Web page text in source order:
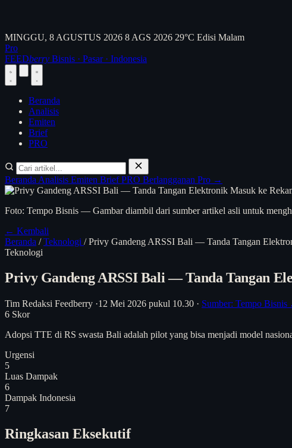
MINGGU, 8 AGUSTUS 2026 8 AGS 2026 29°C Edisi Malam
Pro
FEEDberry Bisnis · Pasar · Indonesia
Beranda
Analisis
Emiten
Brief
PRO
Beranda Analisis Emiten BriefPRO Berlangganan Pro →
Foto: Tempo Bisnis — Gambar diambil dari sumber artikel asli untuk
← Kembali
Beranda / Teknologi / Privy Gandeng ARSSI Bali — Tanda Tangan
Teknologi
Privy Gandeng ARSSI Bali — Tanda Tangan
Tim Redaksi Feedberry ·12 Mei 2026 pukul 10.30 · Sumber: Tempo Bisnis
6 Skor
Adopsi TTE di RS swasta Bali adalah pilot yang bisa menjadi model
Urgensi
5
Luas Dampak
6
Dampak Indonesia
7
Ringkasan Eksekutif